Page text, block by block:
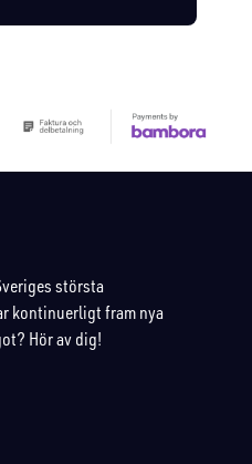
största
kontinuerligt fram nya
Hör av dig!